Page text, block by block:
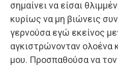
σημαίνει να είσαι
κυρίως να μη βιώνεις
γερνούσα εγώ εκείνος
αγκιστρώνονταν ολοένα
μου. Προσπαθούσα να